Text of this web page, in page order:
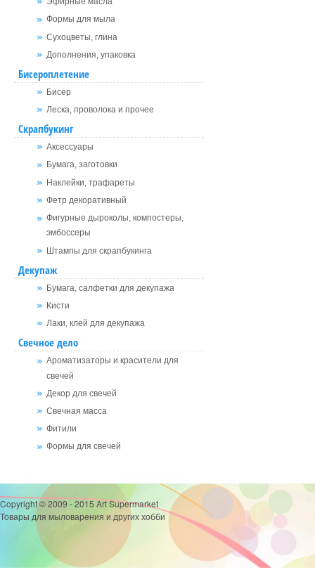
Формы для мыла
Сухоцветы, глина
Дополнения, упаковка
Бисероплетение
Бисер
Леска, проволока и прочее
Скрапбукинг
Аксессуары
Бумага, заготовки
Наклейки, трафареты
Фетр декоративный
Фигурные дыроколы, компостеры,
эмбоссеры
Штампы для скрапбукинга
Декупаж
Бумага, салфетки для декупажа
Кисти
Лаки, клей для декупажа
Свечное дело
Ароматизаторы и красители для
свечей
Декор для свечей
Свечная масса
Фитили
Формы для свечей
Copyright © 2009 - 2015 Art Supermarket
Товары для мыловарения и других хобби